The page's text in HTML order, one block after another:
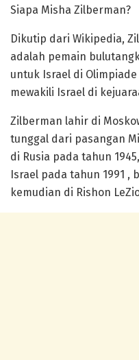
Siapa Misha Zilberman?
Dikutip dari Wikipedia,
adalah pemain
untuk Israel di Olimpiade
mewakili Israel di
Zilberman lahir di
tunggal dari pasangan
di Rusia pada tahun
Israel pada tahun 1991 ,
kemudian di Rishon